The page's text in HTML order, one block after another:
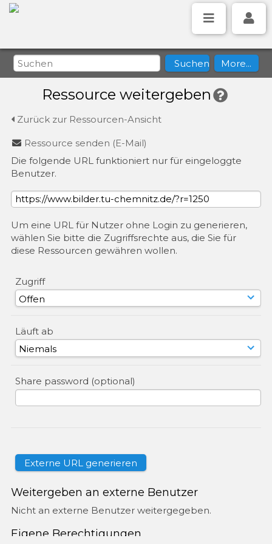
Ressource weitergeben
Zurück zur Ressourcen-Ansicht
Ressource senden (E-Mail)
Die folgende URL funktioniert nur für eingeloggte
Benutzer.
Um eine URL für Nutzer ohne Login zu generieren,
wählen Sie bitte die Zugriffsrechte aus, die Sie für
diese Ressourcen gewähren wollen.
Zugriff
Läuft ab
Share password (optional)
Weitergeben an externe Benutzer
Nicht an externe Benutzer weitergegeben.
Eigene Berechtigungen